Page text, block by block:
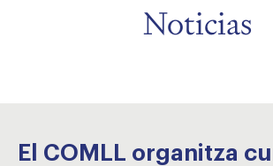
Noticias
El COMLL organitza